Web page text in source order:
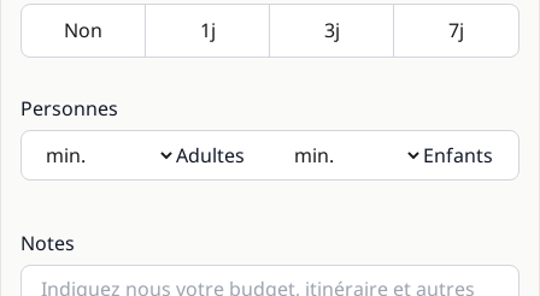
Personnes
Adultes
Enfants
Notes